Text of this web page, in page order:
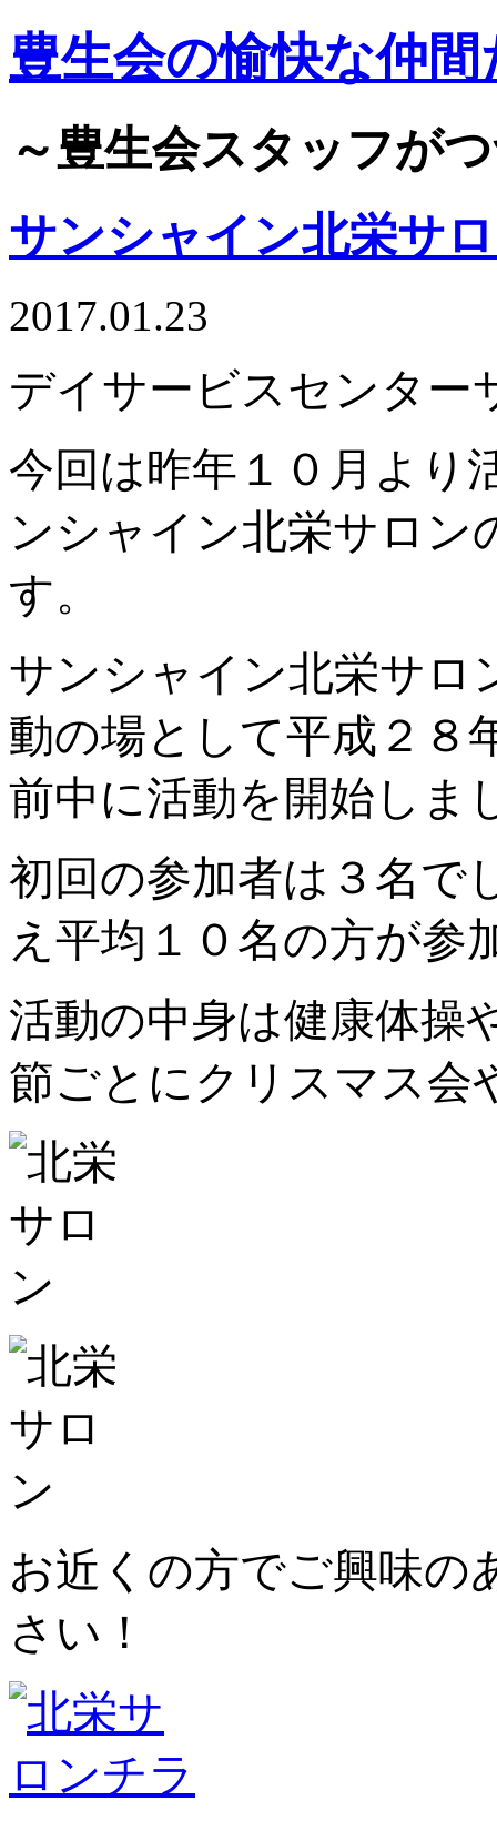
豊生会の愉快な仲間
～豊生会スタッフが
サンシャイン北栄サ
2017.01.23
デイサービスセンター
今回は昨年１０月より
ンシャイン北栄サロン
す。
サンシャイン北栄サロ
動の場として平成２８
前中に活動を開始しま
初回の参加者は３名で
え平均１０名の方が参
活動の中身は健康体操
節ごとにクリスマス会
お近くの方でご興味の
さい！